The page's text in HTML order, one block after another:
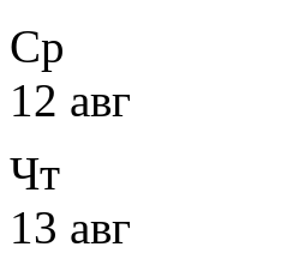
Ср
12 авг
Чт
13 авг